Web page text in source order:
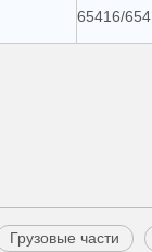
65416/
Грузовые части